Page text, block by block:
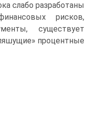
слабо разработаны
рисков,
существует
процентные